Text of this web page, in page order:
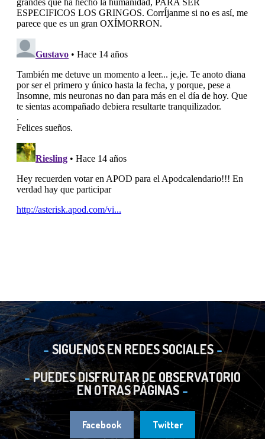
SIGUENOS EN REDES SOCIALES
PUEDES DISFRUTAR DE OBSERVATORIO
EN OTRAS PÁGINAS
Facebook Twitter